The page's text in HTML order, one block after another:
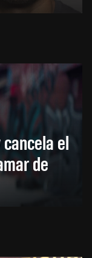
el
de